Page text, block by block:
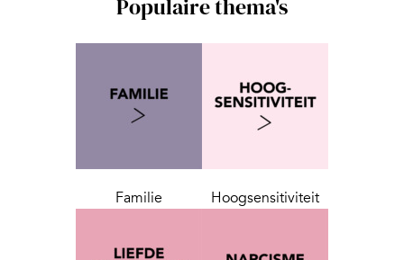
Populaire thema's
Familie Hoogsensitiviteit